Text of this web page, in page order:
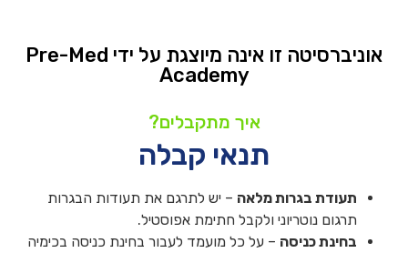
אוניברסיטה זו אינה מיוצגת על ידי Pre-Med
Academy
איך מתקבלים?
תנאי קבלה
תעודת בגרות מלאה – יש לתרגם את תעודות הבגרות
תרגום נוטריוני ולקבל חתימת אפוסטיל.
בחינת כניסה – על כל מועמד לעבור בחינת כניסה בכימיה